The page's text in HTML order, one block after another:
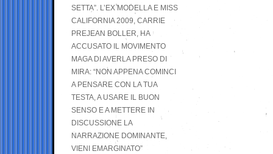
SETTA”. L’EX MODELLA E MISS
CALIFORNIA 2009, CARRIE
PREJEAN BOLLER, HA
ACCUSATO IL MOVIMENTO
MAGA DI AVERLA PRESO DI
MIRA: “NON APPENA COMINCI
A PENSARE CON LA TUA
TESTA, A USARE IL BUON
SENSO E A METTERE IN
DISCUSSIONE LA
NARRAZIONE DOMINANTE,
VIENI EMARGINATO”